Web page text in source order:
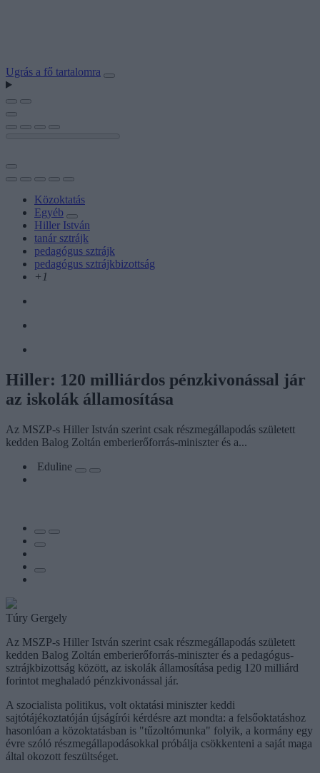
Ugrás a fő tartalomra
Közoktatás
Egyéb
Hiller István
tanár sztrájk
pedagógus sztrájk
pedagógus sztrájkbizottság
+1
Hiller: 120 milliárdos pénzkivonással jár
az iskolák államosítása
Az MSZP-s Hiller István szerint csak részmegállapodás született
kedden Balog Zoltán emberierőforrás-miniszter és a...
Eduline
Túry Gergely
Az MSZP-s Hiller István szerint csak részmegállapodás született
kedden Balog Zoltán emberierőforrás-miniszter és a pedagógus-
sztrájkbizottság között, az iskolák államosítása pedig 120 milliárd
forintot meghaladó pénzkivonással jár.
A szocialista politikus, volt oktatási miniszter keddi
sajtótájékoztatóján újságírói kérdésre azt mondta: a felsőoktatáshoz
hasonlóan a közoktatásban is "tűzoltómunka" folyik, a kormány egy
évre szóló részmegállapodásokkal próbálja csökkenteni a saját maga
által okozott feszültséget.